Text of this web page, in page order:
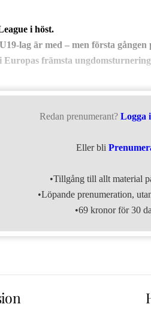
i höst.
lag är med – men första gången
främsta
Redan prenumerant? Logga
Eller bli
•Tillgång till allt material
•Löpande prenumeration,
•69 kronor för 30